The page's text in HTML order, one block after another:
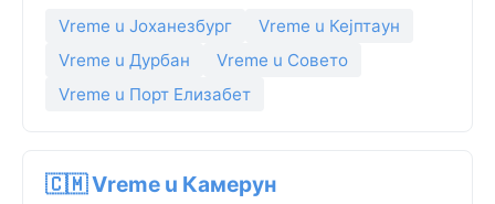
Vreme u Јоханезбург
Vreme u Кејптаун
Vreme u Дурбан
Vreme u Совето
Vreme u Порт Елизабет
🇨🇲 Vreme u Камерун